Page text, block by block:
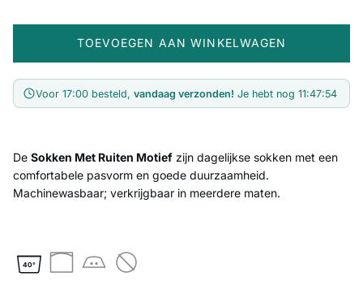
TOEVOEGEN AAN WINKELWAGEN
Voor 17:00 besteld,vandaag verzonden! Je hebt nog11:47:54
De Sokken Met Ruiten Motief zijn dagelijkse sokken met een
comfortabele pasvorm en goede duurzaamheid.
Machinewasbaar; verkrijgbaar in meerdere maten.
40°